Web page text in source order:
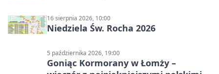
16 sierpnia 2026, 10:00
Niedziela Św. Rocha 2026
5 października 2026, 19:00
Goniąc Kormorany w Łomży –